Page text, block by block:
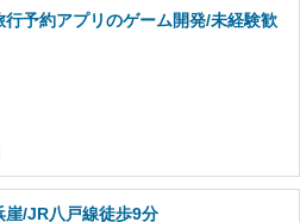
行予約アプリのゲーム開発/未経験歓
崖/JR八戸線徒歩9分